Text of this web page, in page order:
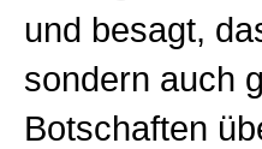
und besagt,
sondern auch
Botschaften